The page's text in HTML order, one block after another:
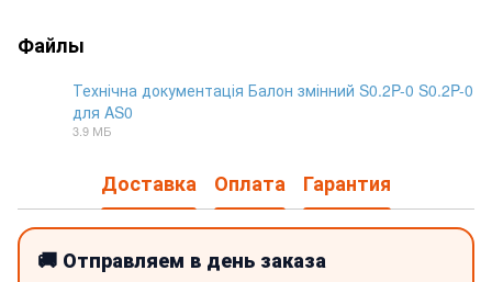
Файлы
Технічна документація Балон змінний S0.2P-0 S0.2P-0
для AS0
3.9 МБ
Доставка Оплата Гарантия
🚚 Отправляем в день заказа